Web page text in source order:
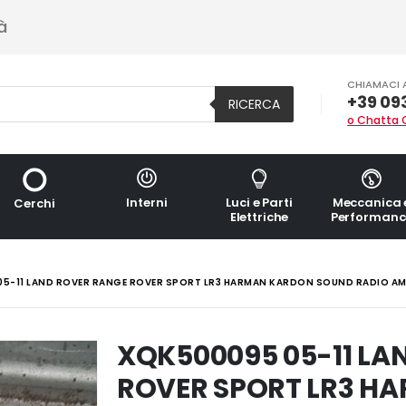
RICERCA
CHIAMACI
+39
o Chatta
Cerchi Interni
Luci e Parti
Elettriche
Meccanica
11 LAND ROVER RANGE ROVER SPORT LR3 HARMAN KARDON SOUND RADIO
XQK500095 05-11
ROVER SPORT LR3